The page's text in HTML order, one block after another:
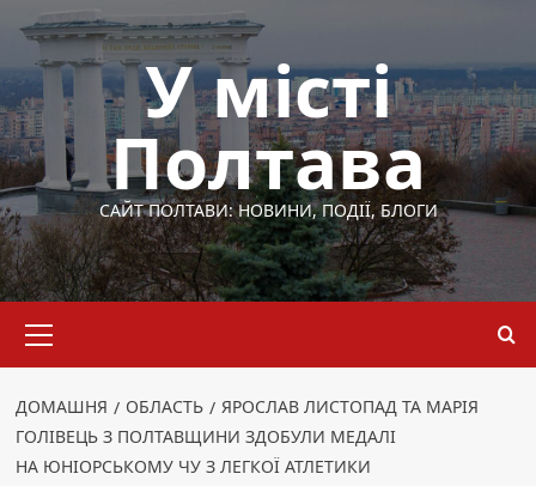
Перейти
вмісту
У місті
Полтава
САЙТ ПОЛТАВИ: НОВИНИ, ПОДІЇ, БЛОГИ
меню
ДОМАШНЯ ОБЛАСТЬ
ЯРОСЛАВ ЛИСТОПАД ТА МАРІЯ
ГОЛІВЕЦЬ З ПОЛТАВЩИНИ ЗДОБУЛИ МЕДАЛІ
НА ЮНІОРСЬКОМУ ЧУ З ЛЕГКОЇ АТЛЕТИКИ